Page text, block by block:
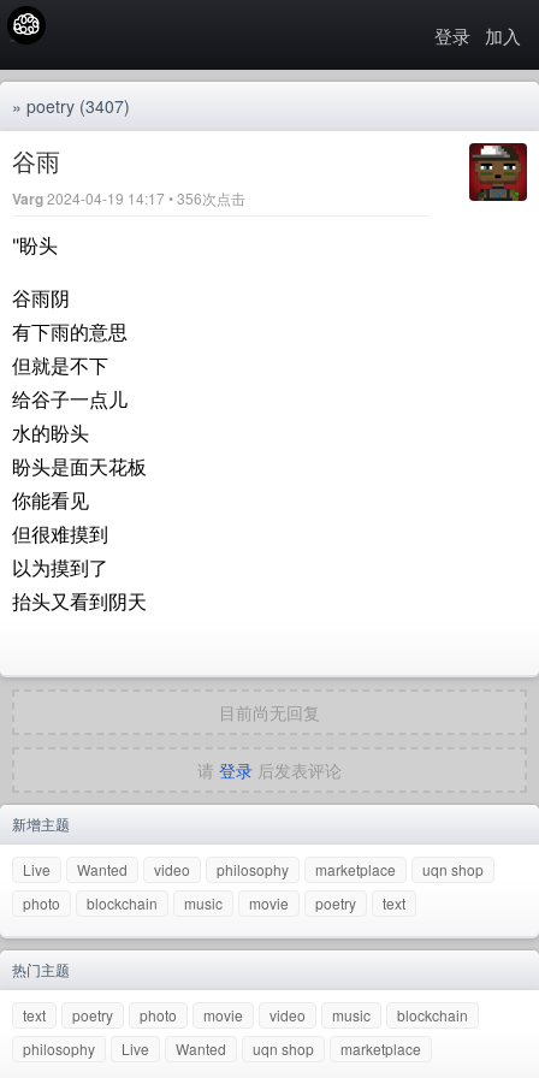
登录 加入
» poetry (3407)
谷雨
Varg2024-04-19 14:17 • 356次点击
"盼头
谷雨阴
有下雨的意思
但就是不下
给谷子一点儿
水的盼头
盼头是面天花板
你能看见
但很难摸到
以为摸到了
抬头又看到阴天
目前尚无回复
请 登录 后发表评论
新增主题
Live Wanted video philosophy marketplace
uqn shop
photo
blockchain music movie poetry text
热门主题
text poetry photo movie video music
blockchain
philosophy
Live Wanted uqn shop marketplace